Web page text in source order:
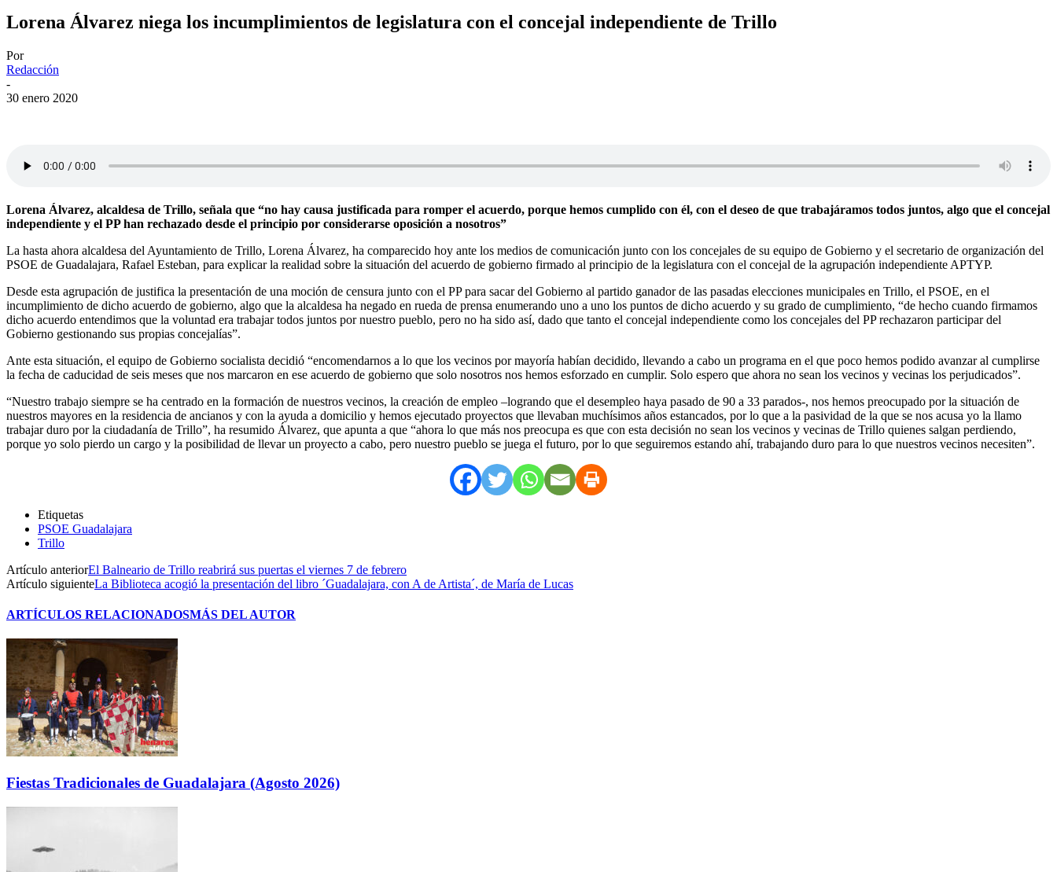
Lorena Álvarez niega los incumplimientos de legislatura con el concejal independiente de Trillo
Por
Redacción
-
30 enero 2020
Lorena Álvarez, alcaldesa de Trillo, señala que “no hay causa justificada para romper el acuerdo, porque hemos cumplido con él, con el deseo de que trabajáramos todos juntos, algo que el concejal
independiente y el PP han rechazado desde el principio por considerarse oposición a nosotros”
La hasta ahora alcaldesa del Ayuntamiento de Trillo, Lorena Álvarez, ha comparecido hoy ante los medios de comunicación junto con los concejales de su equipo de Gobierno y el secretario de organización del
PSOE de Guadalajara, Rafael Esteban, para explicar la realidad sobre la situación del acuerdo de gobierno firmado al principio de la legislatura con el concejal de la agrupación independiente APTYP.
Desde esta agrupación de justifica la presentación de una moción de censura junto con el PP para sacar del Gobierno al partido ganador de las pasadas elecciones municipales en Trillo, el PSOE, en el
incumplimiento de dicho acuerdo de gobierno, algo que la alcaldesa ha negado en rueda de prensa enumerando uno a uno los puntos de dicho acuerdo y su grado de cumplimiento, “de hecho cuando firmamos
dicho acuerdo entendimos que la voluntad era trabajar todos juntos por nuestro pueblo, pero no ha sido así, dado que tanto el concejal independiente como los concejales del PP rechazaron participar del
Gobierno gestionando sus propias concejalías”.
Ante esta situación, el equipo de Gobierno socialista decidió “encomendarnos a lo que los vecinos por mayoría habían decidido, llevando a cabo un programa en el que poco hemos podido avanzar al cumplirse
la fecha de caducidad de seis meses que nos marcaron en ese acuerdo de gobierno que solo nosotros nos hemos esforzado en cumplir. Solo espero que ahora no sean los vecinos y vecinas los perjudicados”.
“Nuestro trabajo siempre se ha centrado en la formación de nuestros vecinos, la creación de empleo –logrando que el desempleo haya pasado de 90 a 33 parados-, nos hemos preocupado por la situación de
nuestros mayores en la residencia de ancianos y con la ayuda a domicilio y hemos ejecutado proyectos que llevaban muchísimos años estancados, por lo que a la pasividad de la que se nos acusa yo la llamo
trabajar duro por la ciudadanía de Trillo”, ha resumido Álvarez, que apunta a que “ahora lo que más nos preocupa es que con esta decisión no sean los vecinos y vecinas de Trillo quienes salgan perdiendo,
porque yo solo pierdo un cargo y la posibilidad de llevar un proyecto a cabo, pero nuestro pueblo se juega el futuro, por lo que seguiremos estando ahí, trabajando duro para lo que nuestros vecinos necesiten”.
Etiquetas
PSOE Guadalajara
Trillo
Artículo anteriorEl Balneario de Trillo reabrirá sus puertas el viernes 7 de febrero
Artículo siguienteLa Biblioteca acogió la presentación del libro ´Guadalajara, con A de Artista´, de María de Lucas
ARTÍCULOS RELACIONADOSMÁS DEL AUTOR
Fiestas Tradicionales de Guadalajara (Agosto 2026)